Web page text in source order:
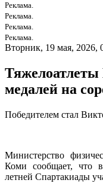
Реклама.
Реклама.
Реклама.
Реклама.
Вторник, 19 мая, 2026,
Тяжелоатлеты
медалей на
Победителем стал
Министерство
Коми сообщает, что
летней Спартакиады